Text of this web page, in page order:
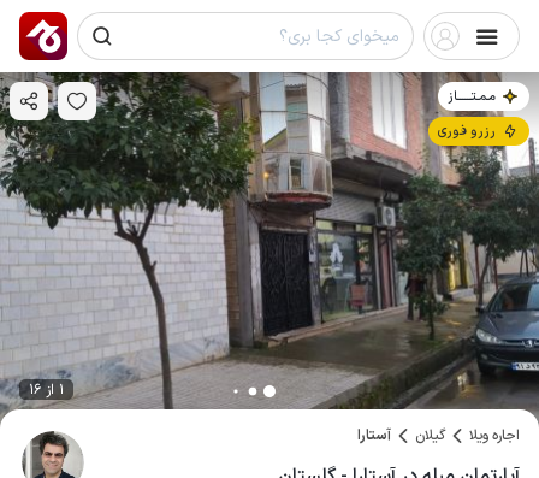
مـمـتــــــاز
رزرو فوری
1 از 16
اجاره ویلا گیلان آستارا